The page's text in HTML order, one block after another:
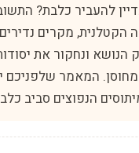
להעביר כלבת?
הקטלנית, מקרים
הנושא ונחקור את
מחוסן. המאמר
הנפוצים סביב